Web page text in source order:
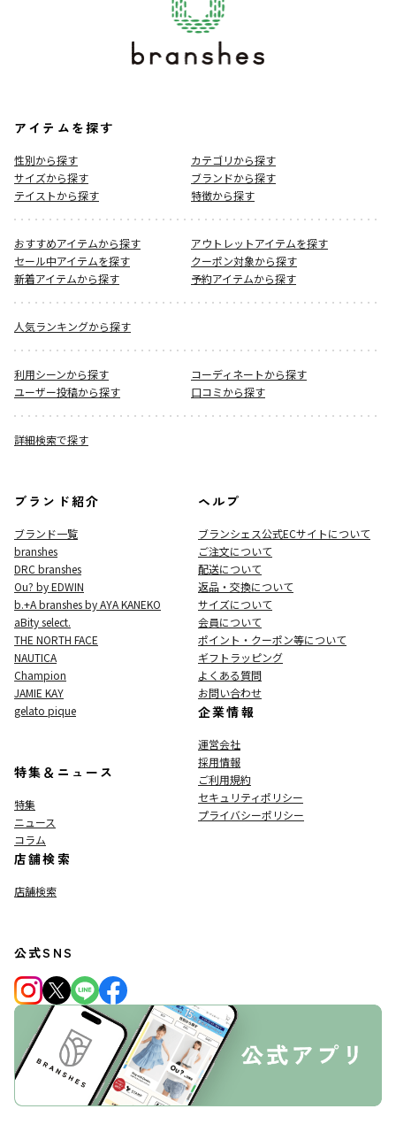
アイテムを探す
性別から探す
カテゴリから探す
サイズから探す
ブランドから探す
テイストから探す
特徴から探す
おすすめアイテムから探す
アウトレットアイテムを探す
セール中アイテムを探す
クーポン対象から探す
新着アイテムから探す
予約アイテムから探す
人気ランキングから探す
利用シーンから探す
コーディネートから探す
ユーザー投稿から探す
口コミから探す
詳細検索で探す
ブランド紹介
ブランド一覧
branshes
DRC branshes
Ou? by EDWIN
b.+A branshes by AYA KANEKO
aBity select.
THE NORTH FACE
NAUTICA
Champion
JAMIE KAY
gelato pique
特集＆ニュース
特集
ニュース
コラム
店舗検索
店舗検索
ヘルプ
ブランシェス公式ECサイトについて
ご注文について
配送について
返品・交換について
サイズについて
会員について
ポイント・クーポン等について
ギフトラッピング
よくある質問
お問い合わせ
企業情報
運営会社
採用情報
ご利用規約
セキュリティポリシー
プライバシーポリシー
公式SNS